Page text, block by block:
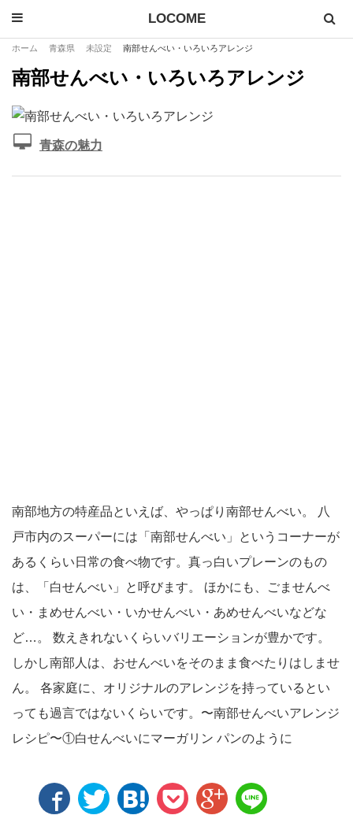
LOCOME
ホーム 青森県 未設定 南部せんべい・いろいろアレンジ
南部せんべい・いろいろアレンジ
青森の魅力
南部地方の特産品といえば、やっぱり南部せんべい。 八
戸市内のスーパーには「南部せんべい」というコーナーが
あるくらい日常の食べ物です。真っ白いプレーンのもの
は、「白せんべい」と呼びます。 ほかにも、ごませんべ
い・まめせんべい・いかせんべい・あめせんべいなどな
ど…。 数えきれないくらいバリエーションが豊かです。
しかし南部人は、おせんべいをそのまま食べたりはしませ
ん。 各家庭に、オリジナルのアレンジを持っているとい
っても過言ではないくらいです。〜南部せんべいアレンジ
レシピ〜①白せんべいにマーガリン パンのように